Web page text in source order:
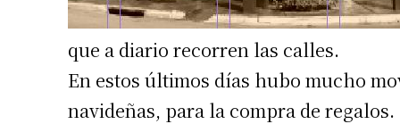
que a diario recorren las calles.
En estos últimos días hubo mucho
navideñas, para la compra de regalos.